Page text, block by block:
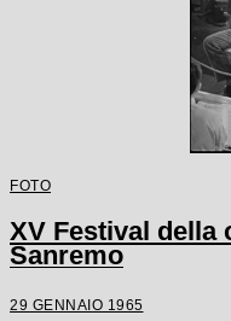
FOTO
XV Festival della
Sanremo
29 GENNAIO 1965